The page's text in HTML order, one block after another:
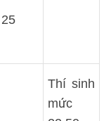
25
Thí sinh
mức